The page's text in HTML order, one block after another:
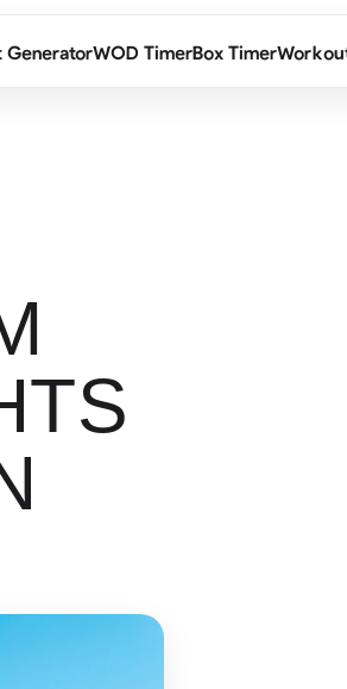
WOD TimerBox Timer